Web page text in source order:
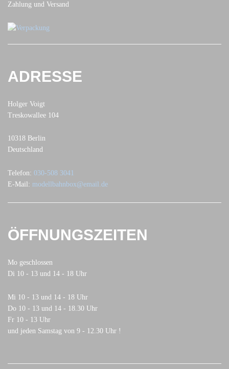
Zahlung und Versand
ADRESSE
Holger Voigt
Treskowallee 104
10318 Berlin
Deutschland
Telefon: 030-508 3041
E-Mail: modellbahnbox@email.de
ÖFFNUNGSZEITEN
Mo geschlossen
Di 10 - 13 und 14 - 18 Uhr
Mi 10 - 13 und 14 - 18 Uhr
Do 10 - 13 und 14 - 18.30 Uhr
Fr 10 - 13 Uhr
und jeden Samstag von 9 - 12.30 Uhr !